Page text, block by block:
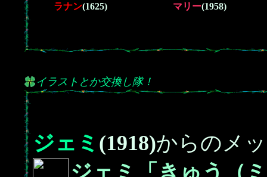
ラナン(1625) マリー(1958)
イラストとか交換し隊！
ジェミ (1918)からのメ
ジェミ「きゅう（